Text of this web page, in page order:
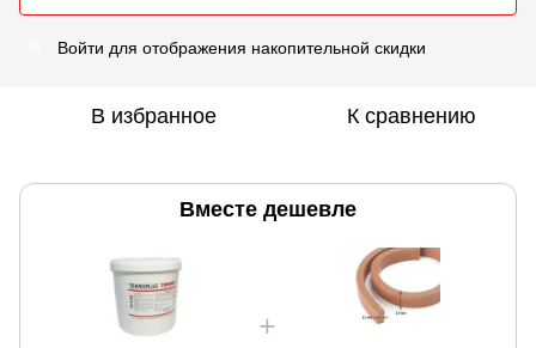
Войти для отображения накопительной скидки
В избранное К сравнению
Вместе дешевле